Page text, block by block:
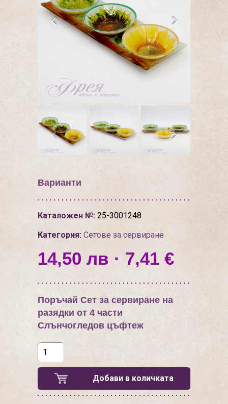
Варианти
Каталожен №: 25-3001248
Категория: Сетове за сервиране
14,50 лв · 7,41 €
Поръчай Сет за сервиране на
разядки от 4 части
Слънчогледов цъфтеж
Добави в количката